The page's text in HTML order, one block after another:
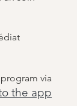
via
the app